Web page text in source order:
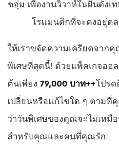
ชอุ่ม เพื่องานวิวาห์ในฝันดั่ง
โรแมนติกที่จะคงอยู่ต
ให้เราขจัดความเครียดจาก
พิเศษที่สุดนี้! ด้วยแพ็คเกจออ
ต้นเพียง 79,000 บาท++โปรด
เปลี่ยนหรือแก้ไขใด ๆ ตามที่
ว่าวันพิเศษของคุณจะไม่เหมื
สำหรับคุณและคนที่คุณรัก!